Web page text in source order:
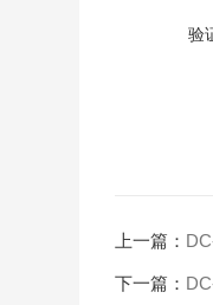
验
上一篇：
下一篇：